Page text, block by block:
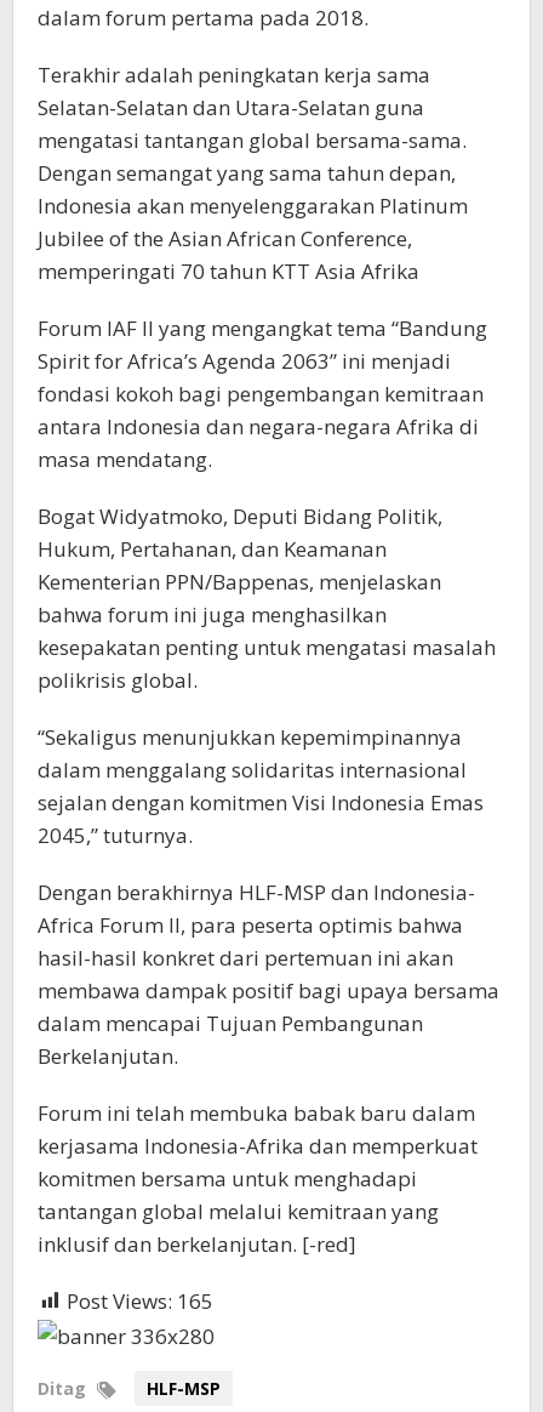
dalam forum pertama pada 2018.
Terakhir adalah peningkatan kerja sama
Selatan-Selatan dan Utara-Selatan guna
mengatasi tantangan global bersama-sama.
Dengan semangat yang sama tahun depan,
Indonesia akan menyelenggarakan Platinum
Jubilee of the Asian African Conference,
memperingati 70 tahun KTT Asia Afrika
Forum IAF II yang mengangkat tema “Bandung
Spirit for Africa’s Agenda 2063” ini menjadi
fondasi kokoh bagi pengembangan kemitraan
antara Indonesia dan negara-negara Afrika di
masa mendatang.
Bogat Widyatmoko, Deputi Bidang Politik,
Hukum, Pertahanan, dan Keamanan
Kementerian PPN/Bappenas, menjelaskan
bahwa forum ini juga menghasilkan
kesepakatan penting untuk mengatasi masalah
polikrisis global.
“Sekaligus menunjukkan kepemimpinannya
dalam menggalang solidaritas internasional
sejalan dengan komitmen Visi Indonesia Emas
2045,” tuturnya.
Dengan berakhirnya HLF-MSP dan Indonesia-
Africa Forum II, para peserta optimis bahwa
hasil-hasil konkret dari pertemuan ini akan
membawa dampak positif bagi upaya bersama
dalam mencapai Tujuan Pembangunan
Berkelanjutan.
Forum ini telah membuka babak baru dalam
kerjasama Indonesia-Afrika dan memperkuat
komitmen bersama untuk menghadapi
tantangan global melalui kemitraan yang
inklusif dan berkelanjutan. [-red]
Post Views: 165
Ditag HLF-MSP